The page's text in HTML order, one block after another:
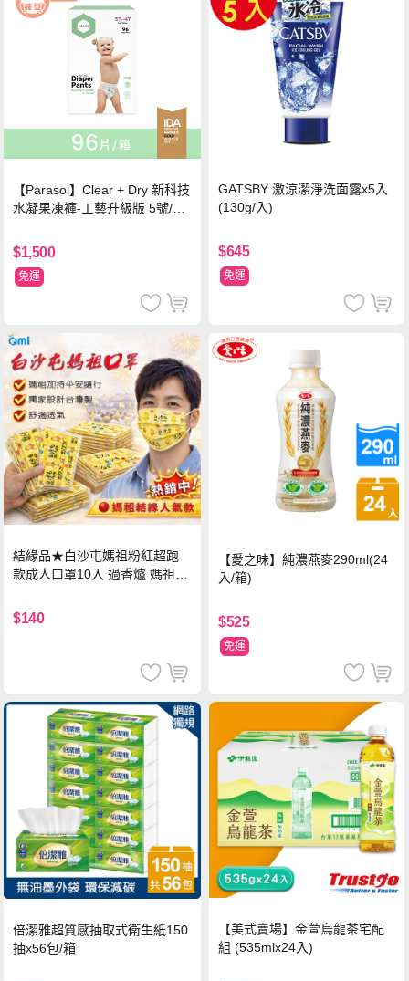
【Parasol】Clear + Dry 新科技
水凝果凍褲-工藝升級版 5號/XL
$1,500
免運
GATSBY 激涼潔淨洗面露x5入
(130g/入)
$645
免運
結緣品★白沙屯媽祖粉紅超跑
款成人口罩10入 過香爐 媽祖加
$140
【愛之味】純濃燕麥290ml(24
入/箱)
$525
免運
倍潔雅超質感抽取式衛生紙150
抽x56包/箱
【美式賣場】金萱烏龍茶宅配
組 (535mlx24入)